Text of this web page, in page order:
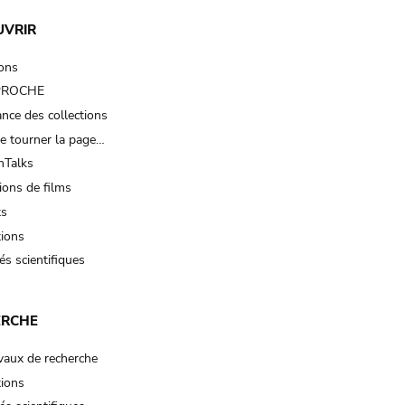
des collections
tourner la page…
de films
scientifiques
de recherche